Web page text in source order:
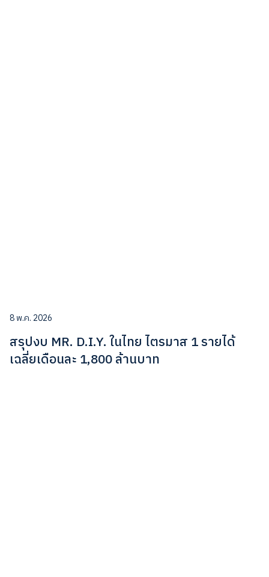
8 พ.ค. 2026
สรุปงบ MR. D.I.Y. ในไทย ไตรมาส 1 รายได้
เฉลี่ยเดือนละ 1,800 ล้านบาท